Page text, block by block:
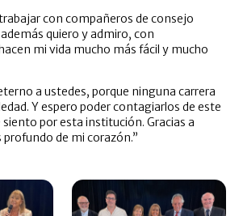
con compañeros de consejo
quiero y admiro, con
mi vida mucho más fácil y mucho
a ustedes, porque ninguna carrera
Y espero poder contagiarlos de este
por esta institución. Gracias a
de mi corazón.”